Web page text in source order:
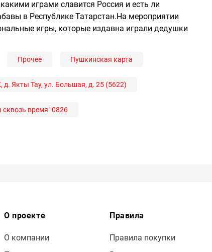
играми славится Россия и есть ли
в Республике Татарстан.На мероприятии
игры, которые издавна играли дедушки
Прочее Пушкинская карта
д. Якты Тау, ул. Большая, д. 25 (5622)
время" 0826
О проекте
О компании
Правила
Правила покупки